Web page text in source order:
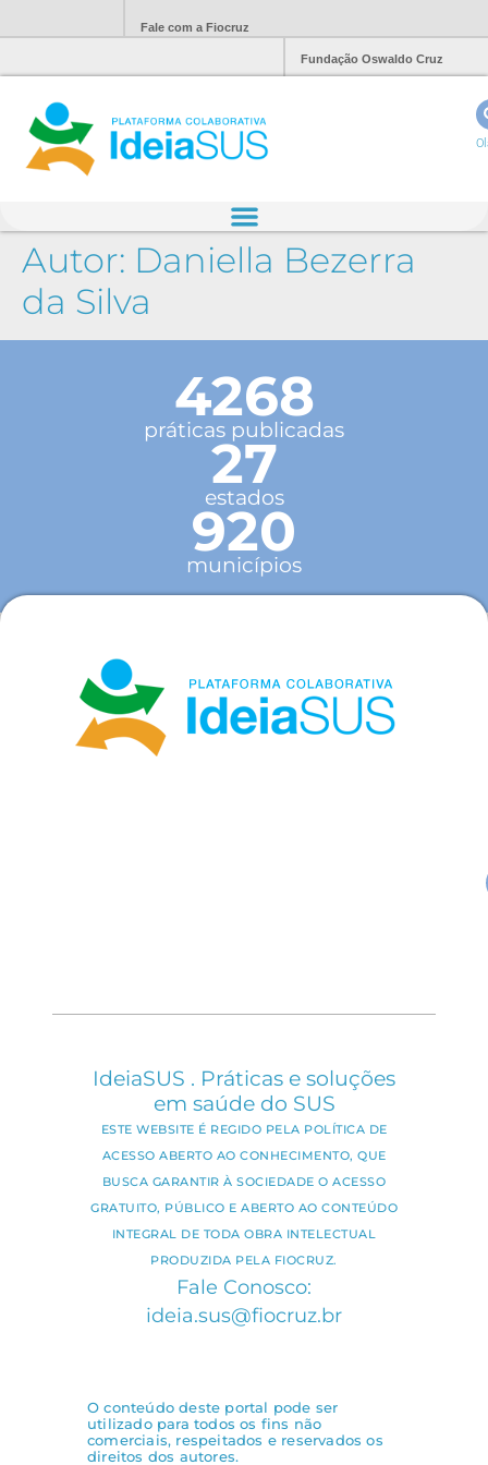
Fale com a Fiocruz
Fundação Oswaldo Cruz
Autor: Daniella Bezerra
da Silva
4268
práticas publicadas
27
estados
920
municípios
IdeiaSUS . Práticas e soluções
em saúde do SUS
ESTE WEBSITE É REGIDO PELA POLÍTICA DE
ACESSO ABERTO AO CONHECIMENTO, QUE
BUSCA GARANTIR À SOCIEDADE O ACESSO
GRATUITO, PÚBLICO E ABERTO AO CONTEÚDO
INTEGRAL DE TODA OBRA INTELECTUAL
PRODUZIDA PELA FIOCRUZ.
Fale Conosco:
ideia.sus@fiocruz.br
O conteúdo deste portal pode ser
utilizado para todos os fins não
comerciais, respeitados e reservados os
direitos dos autores.